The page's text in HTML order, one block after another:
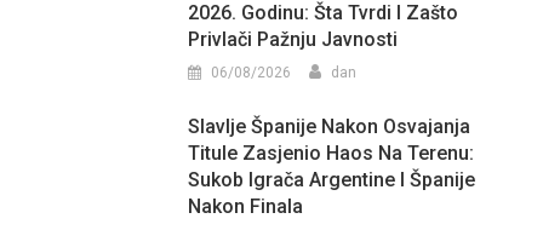
2026. Godinu: Šta Tvrdi I Zašto
Privlači Pažnju Javnosti
06/08/2026 dan
Slavlje Španije Nakon Osvajanja
Titule Zasjenio Haos Na Terenu:
Sukob Igrača Argentine I Španije
Nakon Finala